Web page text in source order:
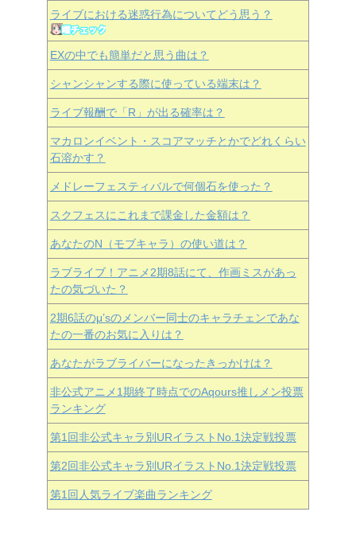
ライブにおける迷惑行為についてどう思う？
EXの中でも簡単だと思う曲は？
シャンシャンする際に使っている端末は？
ライブ報酬で「R」が出る確率は？
マカロンイベント・スコアマッチとかでどれくらい
石溶かす？
メドレーフェスティバルで何個石を使った？
スクフェスにこれまで課金した金額は？
あなたのN（モブキャラ）の使い道は？
ラブライブ！アニメ2期8話にて、作画ミスがあっ
たの気づいた？
2期6話のμ’sのメンバー同士のキャラチェンであな
たの一番のお気に入りは？
あなたがラブライバーになったきっかけは？
非公式アニメ1期終了時点でのAqours推しメン投票
ランキング
第1回非公式キャラ別URイラストNo.1決定戦投票
第2回非公式キャラ別URイラストNo.1決定戦投票
第1回人気ライブ楽曲ランキング